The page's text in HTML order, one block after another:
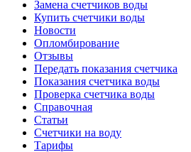
Замена счетчиков воды
Купить счетчики воды
Новости
Опломбирование
Отзывы
Передать показания счетчика
Показания счетчика воды
Проверка счетчика воды
Справочная
Статьи
Счетчики на воду
Тарифы